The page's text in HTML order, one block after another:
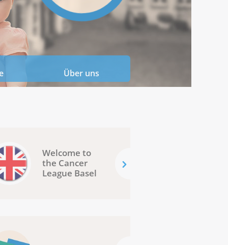
Über uns
Welcome to
the Cancer
League Basel